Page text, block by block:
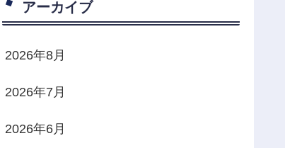
アーカイブ
2026年8月
2026年7月
2026年6月